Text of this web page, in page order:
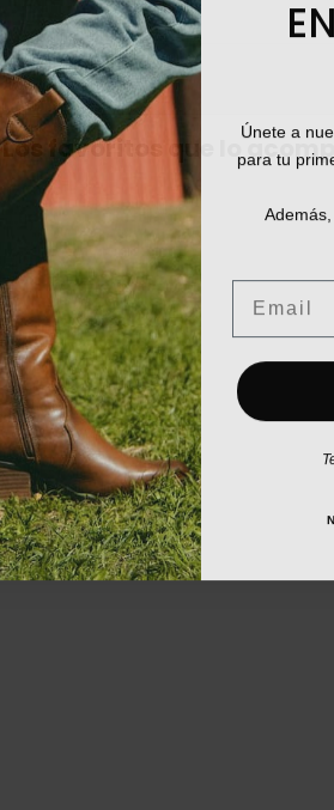
Los favoritos que lo
Únete a
para tu
Email